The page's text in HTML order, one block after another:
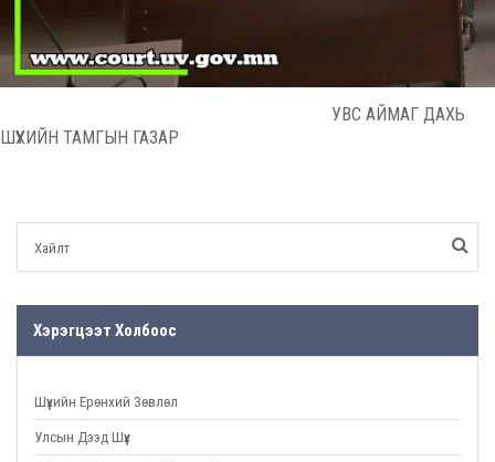
УВС АЙМАГ ДАХЬ
ШҮҮХИЙН ТАМГЫН ГАЗАР
Хэрэгцээт Холбоос
Шүүхийн Ерөнхий Зөвлөл
Улсын Дээд Шүүх